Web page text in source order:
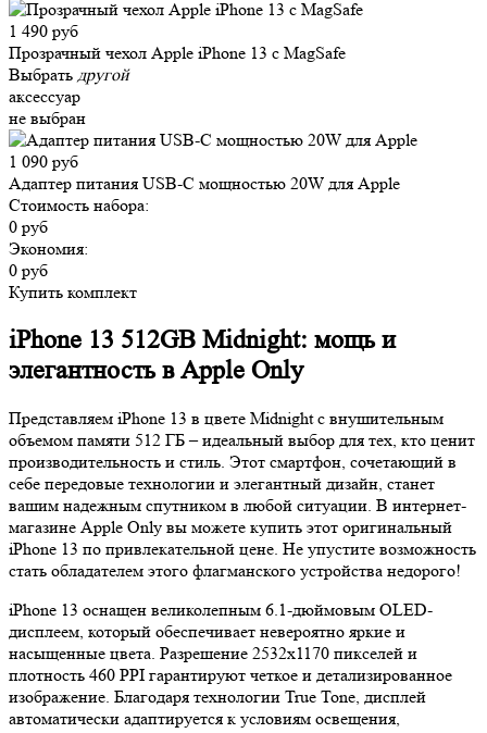
1 490 руб
Прозрачный чехол Apple iPhone 13 c MagSafe
Выбрать другой
аксессуар
не выбран
1 090 руб
Адаптер питания USB-C мощностью 20W для Apple
Стоимость набора:
0 руб
Экономия:
0 руб
Купить комплект
iPhone 13 512GB Midnight: мощь и
элегантность в Apple Only
Представляем iPhone 13 в цвете Midnight с внушительным
объемом памяти 512 ГБ – идеальный выбор для тех, кто ценит
производительность и стиль. Этот смартфон, сочетающий в
себе передовые технологии и элегантный дизайн, станет
вашим надежным спутником в любой ситуации. В интернет-
магазине Apple Only вы можете купить этот оригинальный
iPhone 13 по привлекательной цене. Не упустите возможность
стать обладателем этого флагманского устройства недорого!
iPhone 13 оснащен великолепным 6.1-дюймовым OLED-
дисплеем, который обеспечивает невероятно яркие и
насыщенные цвета. Разрешение 2532x1170 пикселей и
плотность 460 PPI гарантируют четкое и детализированное
изображение. Благодаря технологии True Tone, дисплей
автоматически адаптируется к условиям освещения,